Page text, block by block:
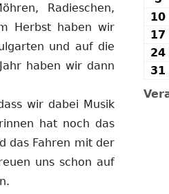
Radieschen,
Herbst haben wir
und auf die
haben wir dann
wir dabei Musik
hat noch das
das Fahren mit der
uns schon auf
10
17
24
31